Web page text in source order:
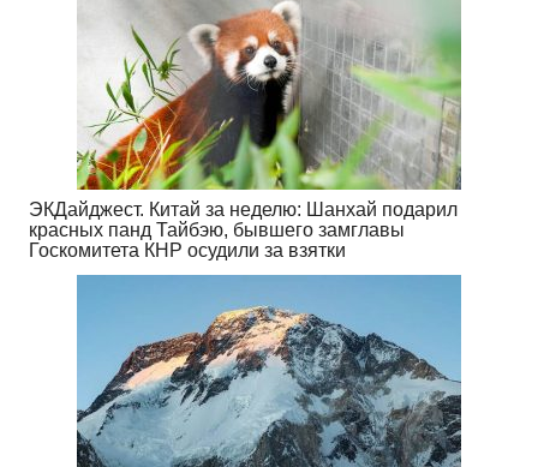
ЭКДайджест. Китай за неделю: Шанхай подарил
красных панд Тайбэю, бывшего замглавы
Госкомитета КНР осудили за взятки